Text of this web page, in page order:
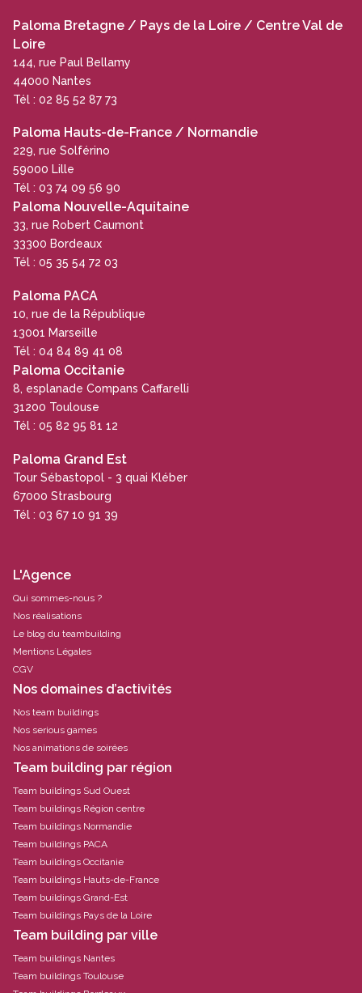
Paloma Bretagne / Pays de la Loire / Centre Val de
Loire
144, rue Paul Bellamy
44000 Nantes
Tél : 02 85 52 87 73
Paloma Hauts-de-France / Normandie
229, rue Solférino
59000 Lille
Tél : 03 74 09 56 90
Paloma Nouvelle-Aquitaine
33, rue Robert Caumont
33300 Bordeaux
Tél : 05 35 54 72 03
Paloma PACA
10, rue de la République
13001 Marseille
Tél : 04 84 89 41 08
Paloma Occitanie
8, esplanade Compans Caffarelli
31200 Toulouse
Tél : 05 82 95 81 12
Paloma Grand Est
Tour Sébastopol - 3 quai Kléber
67000 Strasbourg
Tél : 03 67 10 91 39
L'Agence
Qui sommes-nous ?
Nos réalisations
Le blog du teambuilding
Mentions Légales
CGV
Nos domaines d’activités
Nos team buildings
Nos serious games
Nos animations de soirées
Team building par région
Team buildings Sud Ouest
Team buildings Région centre
Team buildings Normandie
Team buildings PACA
Team buildings Occitanie
Team buildings Hauts-de-France
Team buildings Grand-Est
Team buildings Pays de la Loire
Team building par ville
Team buildings Nantes
Team buildings Toulouse